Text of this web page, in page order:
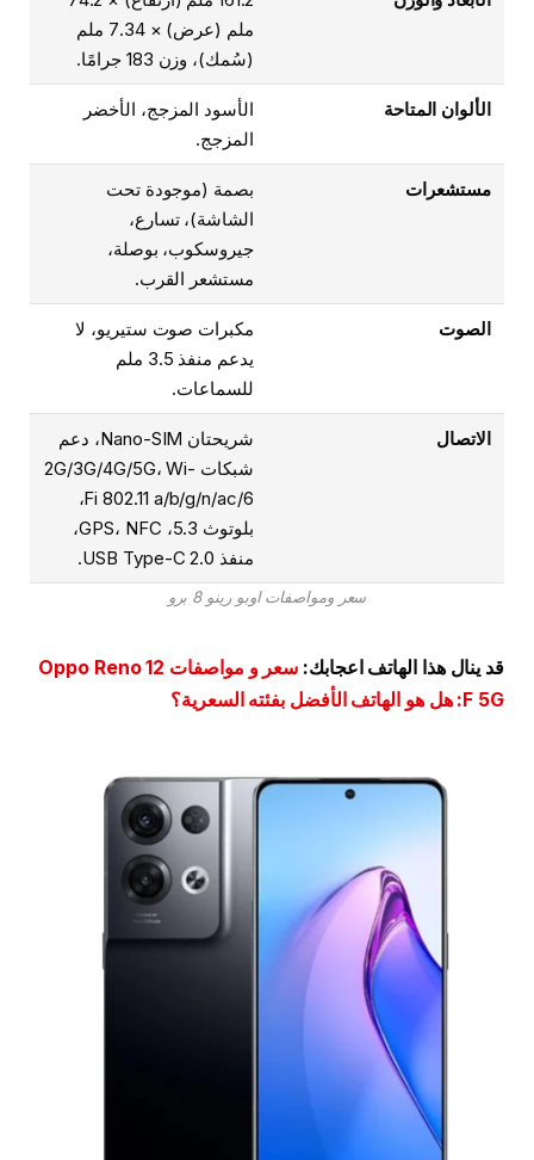
ملم (عرض) × 7.34 ملم
(سُمك)، وزن 183 جرامًا.
الألوان المتاحة
الأسود المزجج، الأخضر
المزجج.
مستشعرات
بصمة (موجودة تحت
الشاشة)، تسارع،
جيروسكوب، بوصلة،
مستشعر القرب.
الصوت
مكبرات صوت ستيريو، لا
يدعم منفذ 3.5 ملم
للسماعات.
الاتصال
شريحتان Nano-SIM، دعم
شبكات 2G/3G/4G/5G، Wi-
Fi 802.11 a/b/g/n/ac/6،
بلوتوث 5.3، GPS، NFC،
منفذ USB Type-C 2.0.
سعر ومواصفات اوبو رينو 8 برو
قد ينال هذا الهاتف اعجابك:
سعر و مواصفات Oppo Reno 12
F 5G: هل هو الهاتف الأفضل بفئته السعرية؟